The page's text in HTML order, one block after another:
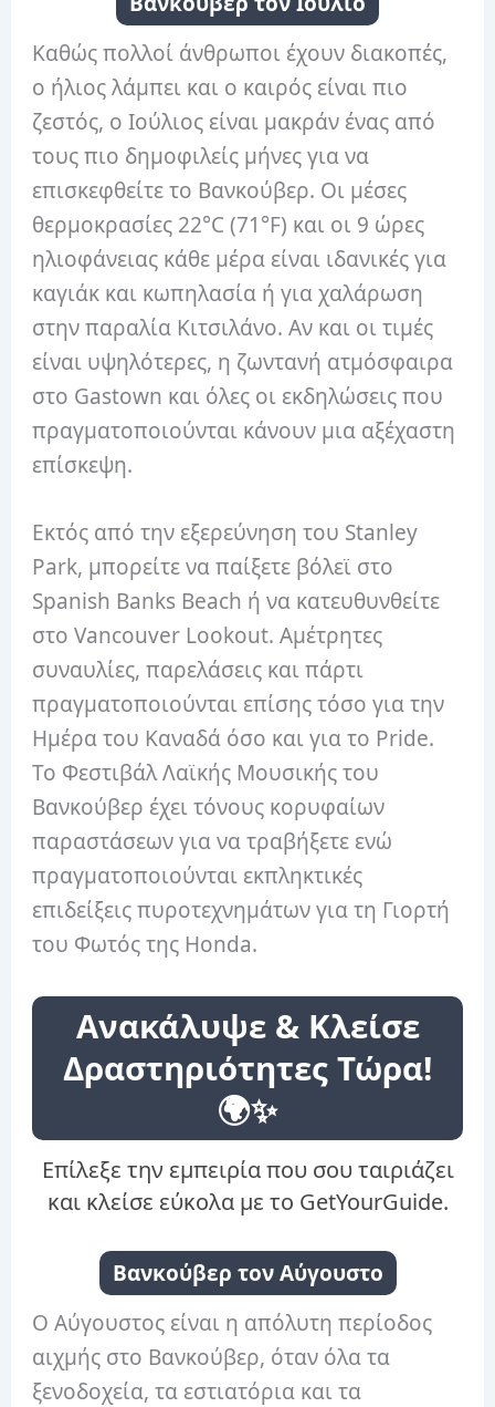
Καθώς πολλοί άνθρωποι έχουν διακοπές,
ο ήλιος λάμπει και ο καιρός είναι πιο
ζεστός, ο Ιούλιος είναι μακράν ένας από
τους πιο δημοφιλείς μήνες για να
επισκεφθείτε το Βανκούβερ. Οι μέσες
θερμοκρασίες 22°C (71°F) και οι 9 ώρες
ηλιοφάνειας κάθε μέρα είναι ιδανικές για
καγιάκ και κωπηλασία ή για χαλάρωση
στην παραλία Κιτσιλάνο. Αν και οι τιμές
είναι υψηλότερες, η ζωντανή ατμόσφαιρα
στο Gastown και όλες οι εκδηλώσεις που
πραγματοποιούνται κάνουν μια αξέχαστη
επίσκεψη.
Εκτός από την εξερεύνηση του Stanley
Park, μπορείτε να παίξετε βόλεϊ στο
Spanish Banks Beach ή να κατευθυνθείτε
στο Vancouver Lookout. Αμέτρητες
συναυλίες, παρελάσεις και πάρτι
πραγματοποιούνται επίσης τόσο για την
Ημέρα του Καναδά όσο και για το Pride.
Το Φεστιβάλ Λαϊκής Μουσικής του
Βανκούβερ έχει τόνους κορυφαίων
παραστάσεων για να τραβήξετε ενώ
πραγματοποιούνται εκπληκτικές
επιδείξεις πυροτεχνημάτων για τη Γιορτή
του Φωτός της Honda.
Ανακάλυψε & Κλείσε
Δραστηριότητες Τώρα!
🌍✨
Επίλεξε την εμπειρία που σου ταιριάζει
και κλείσε εύκολα με το GetYourGuide.
Βανκούβερ τον Αύγουστο
Ο Αύγουστος είναι η απόλυτη περίοδος
αιχμής στο Βανκούβερ, όταν όλα τα
ξενοδοχεία, τα εστιατόρια και τα